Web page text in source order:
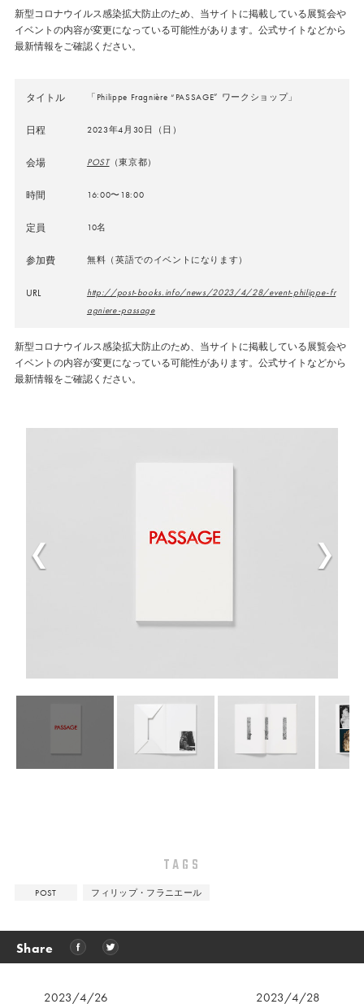
新型コロナウイルス感染拡大防止のため、当サイトに掲載している展覧会や
イベントの内容が変更になっている可能性があります。公式サイトなどから
最新情報をご確認ください。
タイトル 「Philippe Fragnière “PASSAGE” ワークショップ」
日程 2023年4月30日（日）
会場 POST（東京都）
時間 16:00〜18:00
定員 10名
参加費 無料（英語でのイベントになります）
URL
http://post-books.info/news/2023/4/28/event-philippe-fr
agniere-passage
新型コロナウイルス感染拡大防止のため、当サイトに掲載している展覧会や
イベントの内容が変更になっている可能性があります。公式サイトなどから
最新情報をご確認ください。
TAGS
POST フィリップ・フラニエール
Share
2023/4/26
2023/4/28